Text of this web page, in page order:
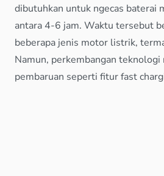
dibutuhkan untuk ngecas baterai
antara 4-6 jam. Waktu tersebut
beberapa jenis motor listrik,
Namun, perkembangan teknologi
pembaruan seperti fitur fast